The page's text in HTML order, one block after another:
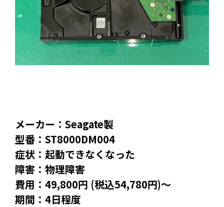
メーカー：Seagate製
型番：ST8000DM004
症状：起動できなくなった
障害：物理障害
費用：49,800円 (税込54,780円)～
期間：4日程度